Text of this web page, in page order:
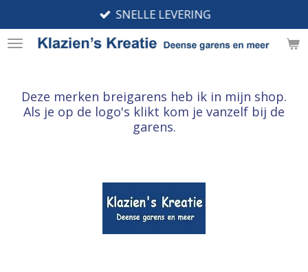
direct
naar
SNELLE LEVERING
Deze merken breigarens heb ik in mijn shop.
Als je op de logo's klikt kom je vanzelf bij de
garens.